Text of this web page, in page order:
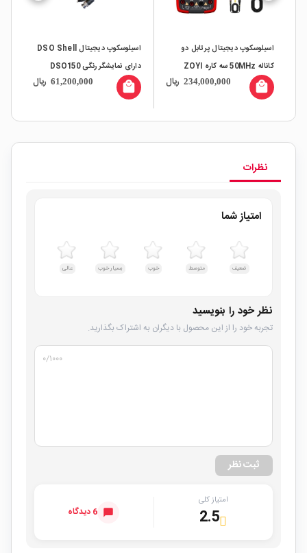
اسیلوسکوپ دیجیتال پرتابل دو
کاناله 50MHz سه کاره ZOYI
ZT-703S
234,000,000 ریال local_mall
اسیلوسکوپ دیجیتال DSO Shell
دارای نمایشگر رنگی DSO150
61,200,000 ریال local_mall
نظرات
امتیاز شما
ضعیف متوسط خوب بسیار خوب عالی
نظر خود را بنویسید
تجربه خود را از این محصول با دیگران به اشتراک بگذارید.
۰/۱۰۰۰
ثبت نظر
امتیاز کلی
2.5 6 دیدگاه